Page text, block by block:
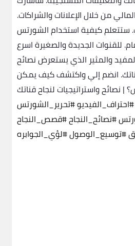
من خلال الإعلانات والشراكات.
ستتعلم كيفية استخدام الشورتس
للقنوات الجديدة والصغيرة اسرع
والمثير الذي يستعرض نصائح
انضم إلي واكتشف كيف يمكن
واستراتيجيات لنجاح قناتك
#احتراف_الفيديو#تحرير_الشورتس
#نصائح_النجاح#قصص_النجاح
#توسيع_الوصول#لؤي_الجوابره